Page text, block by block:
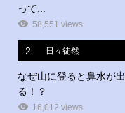
って...
58,551 views
2 日々徒然
なぜ山に登ると鼻水が
る！？
16,012 views